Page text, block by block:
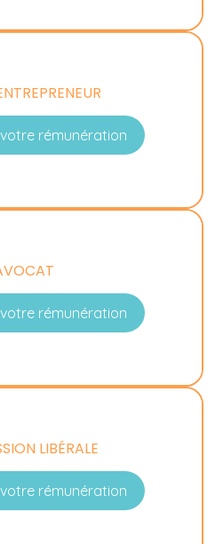
rémunération
rémunération
LIBÉRALE
rémunération